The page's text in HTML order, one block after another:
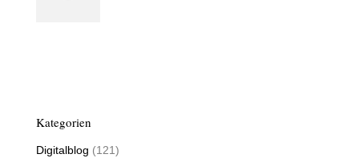
Kategorien
Digitalblog (121)